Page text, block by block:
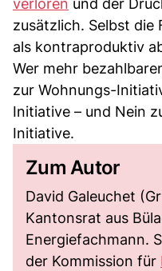
verloren und der
zusätzlich. Selbst die
als kontraproduktiv
Wer mehr
zur Wohnungs-
Initiative – und Nein
Initiative.
Zum Autor
David Galeuchet
Kantonsrat aus
Energiefachmann.
der Kommission für